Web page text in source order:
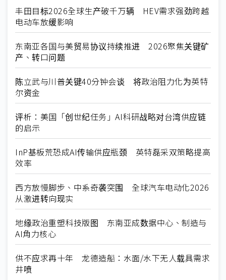
丰田目标2026全球生产破千万辆 HEV需求强劲跨越
电动车放缓影响
东南亚各国与美贸易协议持续推进 2026聚焦关键矿
产、转口问题
陈立武与川普关键40分钟会谈 将政治阻力化为英特
尔资金
评析：美国「创世纪任务」AI科研战略对台湾供应链
的启示
InP基板荒恐成AI传输供应瓶颈 英特磊采双策略提高
效率
西方放慢脚步、中系奇袭突围 全球汽车电动化2026
从激进转向现实
地缘政治重塑科技版图 东南亚成数据中心、制造与
AI角力核心
供不应求再十年 龙德造船：水面/水下无人载具需求
井喷